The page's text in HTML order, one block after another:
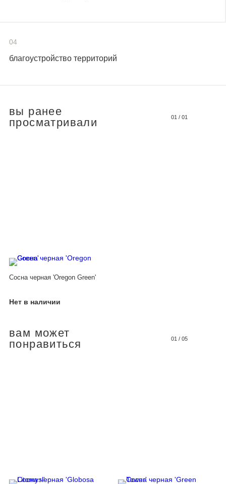
04
благоустройство территорий
вы ранее
просматривали
01 / 01
Сосна черная 'Oregon Green'
Нет в наличии
вам может
понравиться
01 / 05